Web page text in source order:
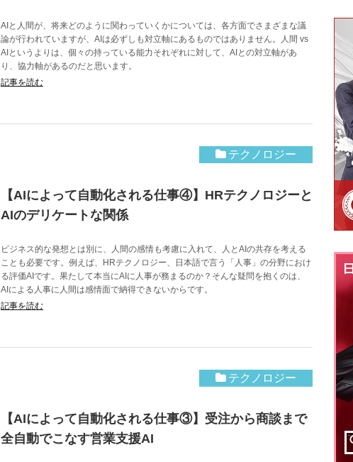
AIと人間が、将来どのように関わっていくかについては、各方面でさまざまな議
論が行われていますが、AIは必ずしも対立軸にあるものではありません。人間 vs
AIというよりは、個々の持っている能力それぞれに対して、AIとの対立軸があ
り、協力軸があるのだと思います。
記事を読む
テクノロジー
【AIによって自動化される仕事④】HRテクノロジーと
AIのデリケートな関係
ビジネス的な発想とは別に、人間の感情も考慮に入れて、人とAIの共存を考える
ことも必要です。例えば、HRテクノロジー、日本語で言う「人事」の分野におけ
る評価AIです。果たして本当にAIに人事が務まるのか？そんな疑問を抱くのは、
AIによる人事に人間は感情面で納得できないからです。
記事を読む
テクノロジー
【AIによって自動化される仕事③】受注から商談まで
全自動でこなす営業支援AI